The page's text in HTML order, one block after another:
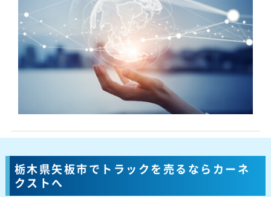
栃木県矢板市でトラックを売るならカーネ
クストへ